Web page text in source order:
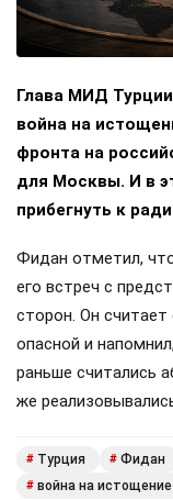
Глава МИД
война на
фронта на
для Москвы. И в
прибегнуть к
Фидан отметил,
его встреч с
сторон. Он
опасной и
раньше считались
же
# Турция # Фидан
# война на истощение